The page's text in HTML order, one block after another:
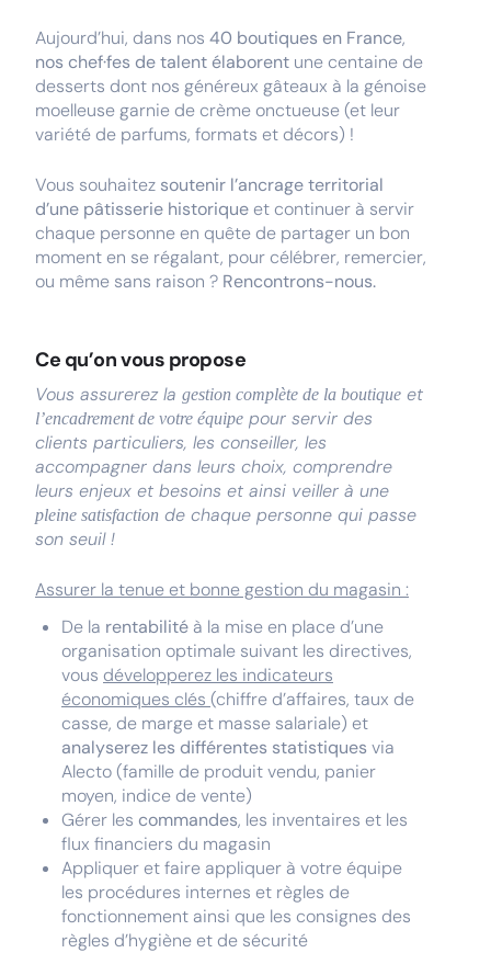
Aujourd’hui, dans nos 40 boutiques en France,
nos chef·fes de talent élaborent une centaine de
desserts dont nos généreux gâteaux à la génoise
moelleuse garnie de crème onctueuse (et leur
variété de parfums, formats et décors) !
Vous souhaitez soutenir l’ancrage territorial
d’une pâtisserie historique et continuer à servir
chaque personne en quête de partager un bon
moment en se régalant, pour célébrer, remercier,
ou même sans raison ? Rencontrons-nous.
Ce qu’on vous propose
Vous assurerez la gestion complète de la boutique et
l’encadrement de votre équipe pour servir des
clients particuliers, les conseiller, les
accompagner dans leurs choix, comprendre
leurs enjeux et besoins et ainsi veiller à une
pleine satisfaction de chaque personne qui passe
son seuil !
Assurer la tenue et bonne gestion du magasin :
De la rentabilité à la mise en place d’une
organisation optimale suivant les directives,
vous développerez les indicateurs
économiques clés (chiffre d’affaires, taux de
casse, de marge et masse salariale) et
analyserez les différentes statistiques via
Alecto (famille de produit vendu, panier
moyen, indice de vente)
Gérer les commandes, les inventaires et les
flux financiers du magasin
Appliquer et faire appliquer à votre équipe
les procédures internes et règles de
fonctionnement ainsi que les consignes des
règles d’hygiène et de sécurité